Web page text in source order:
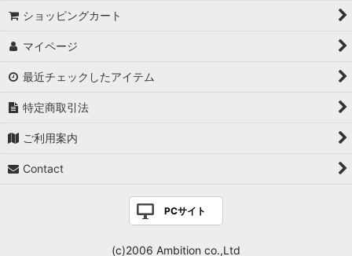
ショッピングカート
マイページ
最近チェックしたアイテム
特定商取引法
ご利用案内
Contact
PCサイト
(c)2006 Ambition co.,Ltd